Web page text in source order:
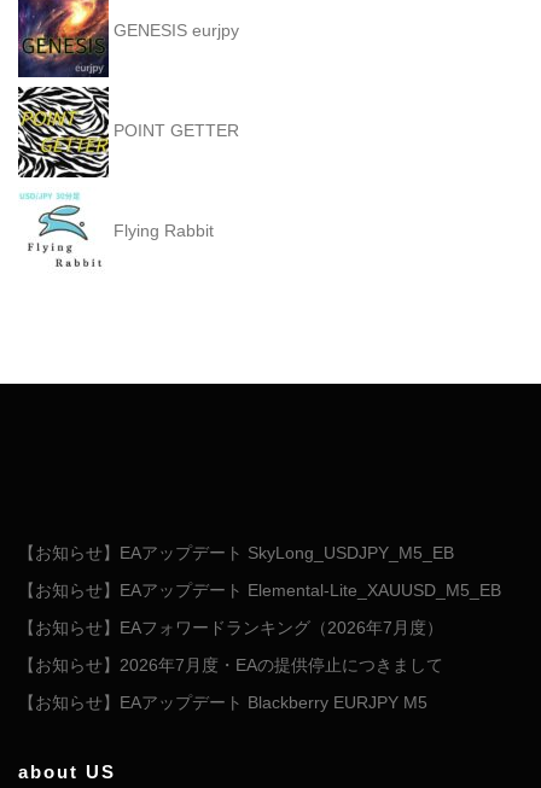
GENESIS eurjpy
POINT GETTER
Flying Rabbit
【お知らせ】EAアップデート SkyLong_USDJPY_M5_EB
【お知らせ】EAアップデート Elemental-Lite_XAUUSD_M5_EB
【お知らせ】EAフォワードランキング（2026年7月度）
【お知らせ】2026年7月度・EAの提供停止につきまして
【お知らせ】EAアップデート Blackberry EURJPY M5
about US